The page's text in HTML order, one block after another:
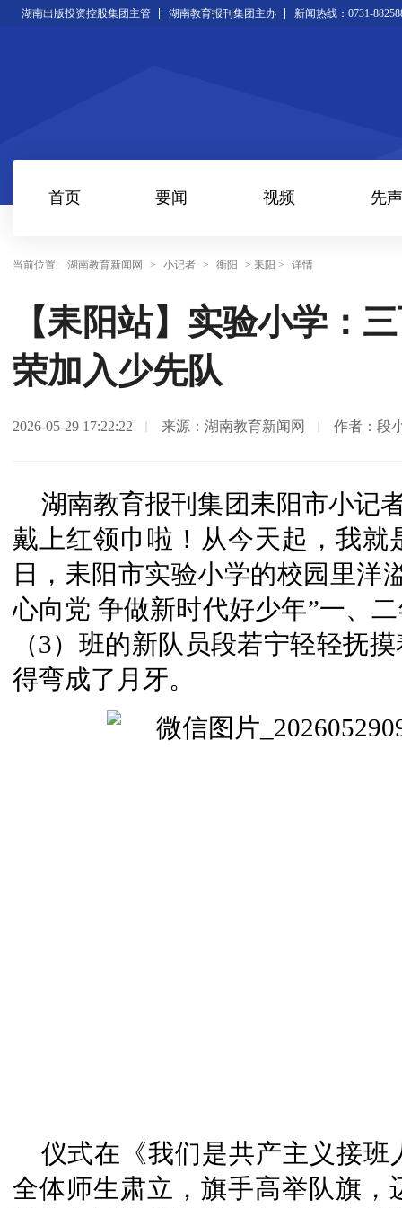
湖南出版投资控股集团主管 湖南教育报刊集团主办 新闻热线：0731-
首页 要闻 视频 先声
当前位置: 湖南教育新闻网 > 小记者 > 衡阳 > 耒阳 > 详情
【耒阳站】实验小学：
荣加入少先队
2026-05-29 17:22:22 来源：湖南教育新闻网 作者：段
湖南教育报刊集团耒阳市小记
戴上红领巾啦！从今天起，我就
日，耒阳市实验小学的校园里洋
心向党 争做新时代好少年”一、
（3）班的新队员段若宁轻轻抚
得弯成了月牙。
仪式在《我们是共产主义接
全体师生肃立，旗手高举队旗